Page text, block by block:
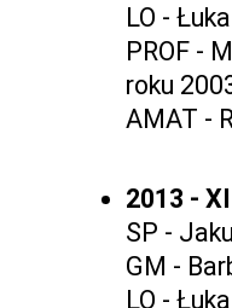
LO -
PROF -
roku
AMAT -
2013 -
SP -
GM -
LO -